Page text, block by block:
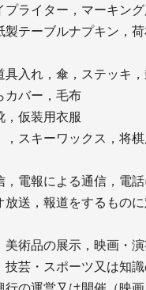
ライター，マーキン
テーブルナプキン，
入れ，傘，ステッキ
カバー，毛布
仮装用衣服
スキーワックス，将
電報による通信，電
送，報道をするもの
術品の展示，映画・
芸・スポーツ又は知